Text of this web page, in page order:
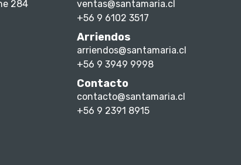
284
ventas@santamaria.cl
+56 9 6102 3517
Arriendos
arriendos@santamaria.cl
+56 9 3949 9998
Contacto
contacto@santamaria.cl
+56 9 2391 8915